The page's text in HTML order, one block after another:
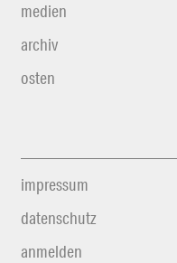
medien
archiv
osten
impressum
datenschutz
anmelden